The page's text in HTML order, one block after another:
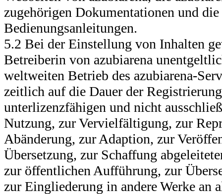
zugehörigen Dokumentationen und die
Bedienungsanleitungen.
5.2 Bei der Einstellung von Inhalten
Betreiberin von azubiarena
weltweiten Betrieb des azubiarena-
zeitlich auf die Dauer der
unterlizenzfähigen und nicht
Nutzung, zur Vervielfältigung, zur
Abänderung, zur Adaption, zur
Übersetzung, zur Schaffung
zur öffentlichen Aufführung, zur
zur Eingliederung in andere Werke an